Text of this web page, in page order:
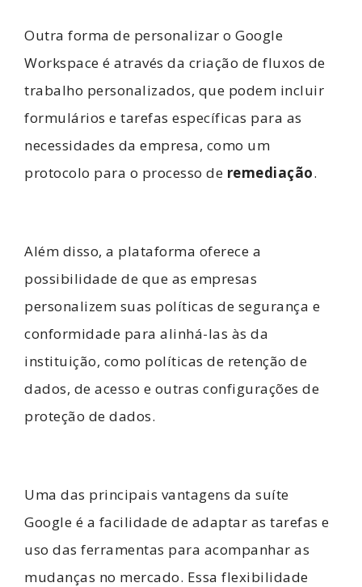
Outra forma de personalizar o Google
Workspace é através da criação de fluxos de
trabalho personalizados, que podem incluir
formulários e tarefas específicas para as
necessidades da empresa, como um
protocolo para o processo de remediação.
Além disso, a plataforma oferece a
possibilidade de que as empresas
personalizem suas políticas de segurança e
conformidade para alinhá-las às da
instituição, como políticas de retenção de
dados, de acesso e outras configurações de
proteção de dados.
Uma das principais vantagens da suíte
Google é a facilidade de adaptar as tarefas e
uso das ferramentas para acompanhar as
mudanças no mercado. Essa flexibilidade